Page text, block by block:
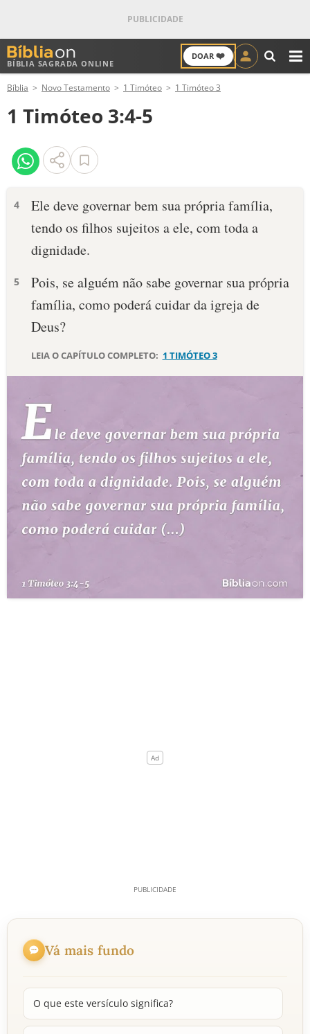
BÍBLIA SAGRADA ONLINE
DOAR ❤️
ANTIGO TESTAMENTO
NOVO TESTAMENTO
VERSÍCULOS
PALAVRA DO DIA
DEVOCIONAL DIÁRIO
10 MANDAMENTOS
ESBOÇOS DE PREGAÇÃO
TEMAS
PERGUNTE À BÍBLIA IA
TERMO BÍBLICO JOGOS
LOJA BÍBLIAON
Bíblia Novo Testamento 1 Timóteo 1 Timóteo 3
1 Timóteo 3:4-5
4
Ele deve governar bem sua própria família,
tendo os filhos sujeitos a ele, com toda a
dignidade.
5
Pois, se alguém não sabe governar sua própria
família, como poderá cuidar da igreja de
Deus?
LEIA O CAPÍTULO COMPLETO: 1 TIMÓTEO 3
Vá mais fundo
O que este versículo significa?